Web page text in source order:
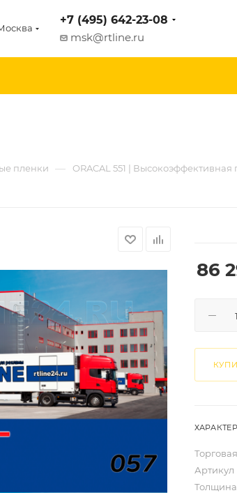
+7 (495) 642-23-08
msk@rtline.ru
пленки — ORACAL 551 | Высокоэффективная
86
Артикул
Толщина